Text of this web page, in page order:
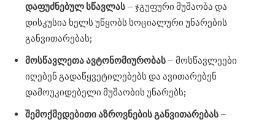
დაფუძნებულ სწავლას – ჯგუფური მუშაობა და
დისკუსია ხელს უწყობს სოციალური უნარების
განვითარებას;
მოსწავლეთაავტონომიურობას – მოსწავლეები
იღებენ გადაწყვეტილებებს და ავითარებენ
დამოუკიდებელი მუშაობის უნარებს;
შემოქმედებითიაზროვნებისგანვითარებას –